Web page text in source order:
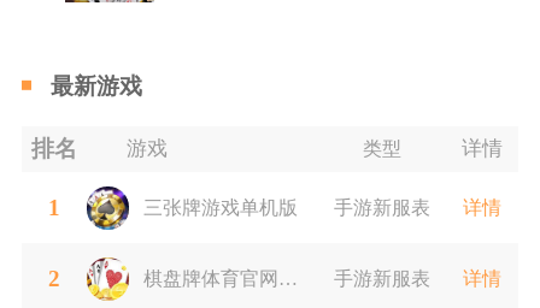
最新游戏
排名 游戏 类型 详情
1 三张牌游戏单机版 手游新服表 详情
2 棋盘牌体育官网版 手游新服表 详情